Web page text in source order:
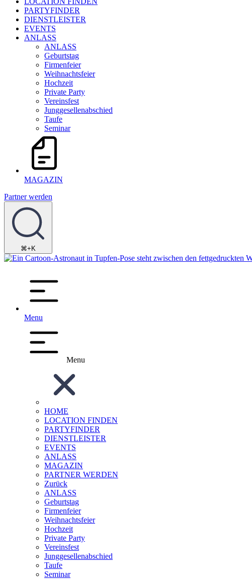
PARTYFINDER
DIENSTLEISTER
EVENTS
ANLASS
ANLASS
Geburtstag
Firmenfeier
Weihnachtsfeier
Hochzeit
Private Party
Vereinsfest
Junggesellenabschied
Taufe
Seminar
MAGAZIN
Partner werden
⌘+K
Menu
Menu
HOME
LOCATION FINDEN
PARTYFINDER
DIENSTLEISTER
EVENTS
ANLASS
MAGAZIN
PARTNER WERDEN
Zurück
ANLASS
Geburtstag
Firmenfeier
Weihnachtsfeier
Hochzeit
Private Party
Vereinsfest
Junggesellenabschied
Taufe
Seminar